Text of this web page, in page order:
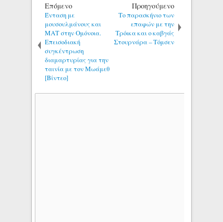
Επόμενο
Ένταση με
μουσουλμάνους και
ΜΑΤ στην Ομόνοια.
Επεισοδιακή
συγκέντρωση
διαμαρτυρίας για την
ταινία με τον Μωάμεθ
[Βίντεο]
Προηγούμενο
Το παρασκήνιο των
επαφών με την
Τρόικα και ο καβγάς
Στουρνάρα – Τόμσεν